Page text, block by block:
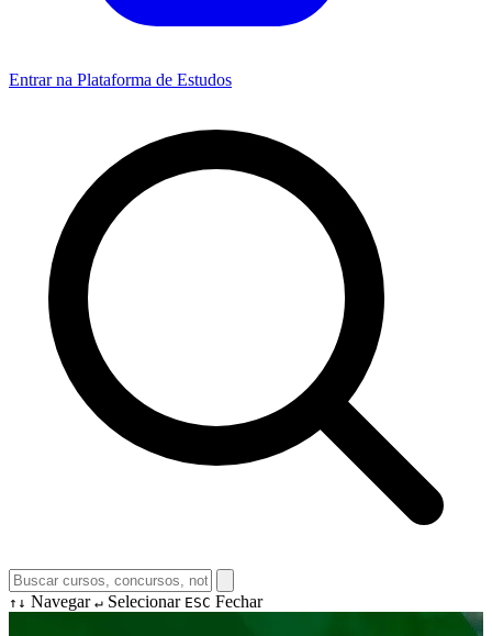
Entrar na Plataforma de Estudos
↑↓ Navegar ↵ Selecionar ESC Fechar